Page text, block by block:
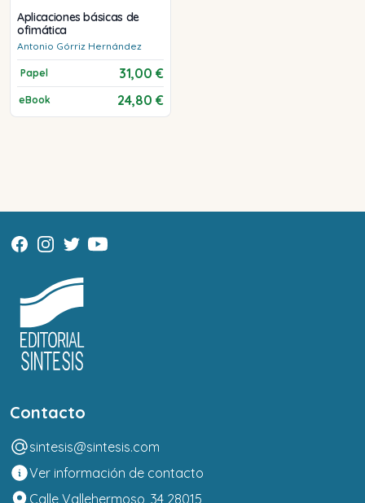
Aplicaciones básicas de
ofimática
Antonio Górriz Hernández
Papel 31,00 €
eBook 24,80 €
Contacto
sintesis@sintesis.com
Ver información de contacto
Calle Vallehermoso, 34 28015